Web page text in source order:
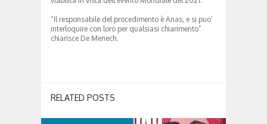
“Il responsabile del procedimento è Anas, e si puo’
interloquire con loro per qualsiasi chiarimento”
chiarisce De Menech.
RELATED POSTS